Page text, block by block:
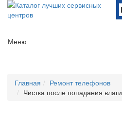
Меню
Главная
Ремонт телефонов
Чистка после попадания влаги